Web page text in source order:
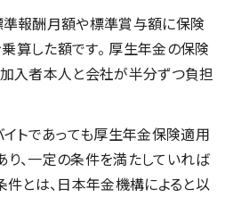
報酬月額や標準賞与額に保険
算した額です。 厚生年金の保険
入者本人と会社が半分ずつ負担
イトであっても厚生年金保険適用
、一定の条件を満たしていれば
件とは、日本年金機構によると以